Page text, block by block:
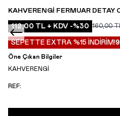
KAHVERENGI FERMUAR DETAY
112,00 TL + KDV -%30 160,00
SEPETTE EXTRA %15 İNDİRİM!
Öne Çıkan Bilgiler
KAHVERENGİ
REF: